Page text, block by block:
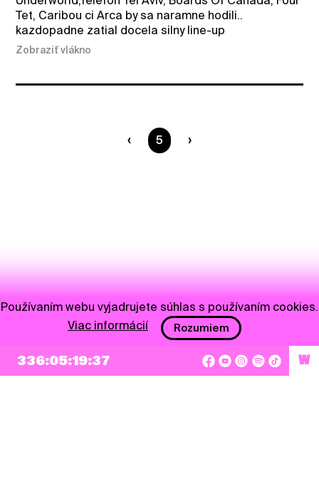
Tet, Caribou ci Arca by sa naramne hodili..
kazdopadne zatial docela silny line-up
Zobraziť vlákno
Ste na strane
5
336:05:19:37 W
Používaním webu vyjadrujete súhlas s používaním cookies.
Viac informácií
Rozumiem